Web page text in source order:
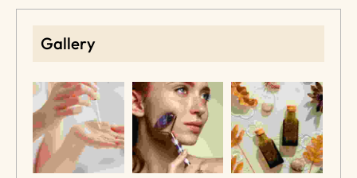
Gallery